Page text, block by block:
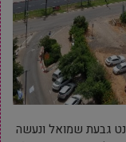
גבעת שמואל ונעשה